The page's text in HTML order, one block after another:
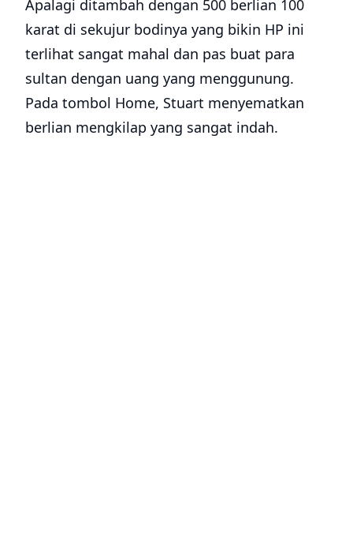
Apalagi ditambah dengan 500 berlian 100
karat di sekujur bodinya yang bikin HP ini
terlihat sangat mahal dan pas buat para
sultan dengan uang yang menggunung.
Pada tombol Home, Stuart menyematkan
berlian mengkilap yang sangat indah.